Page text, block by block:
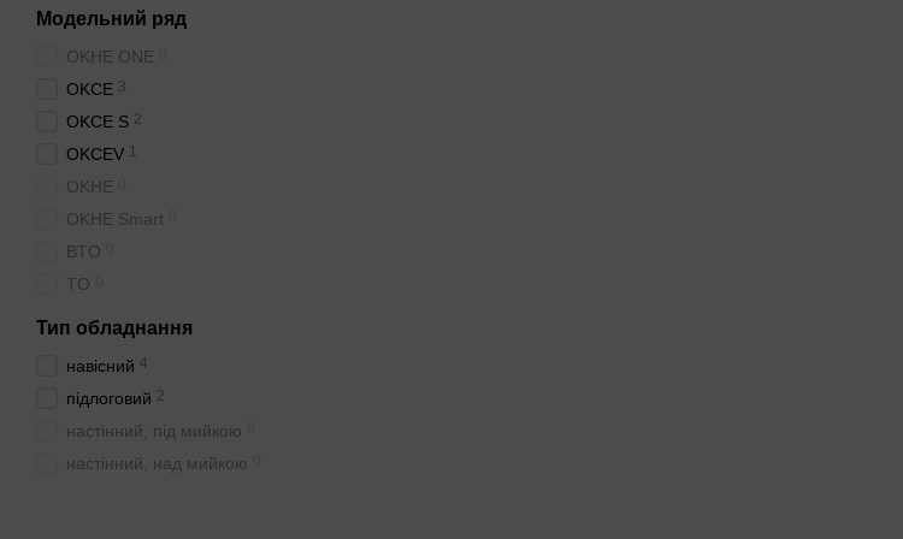
Модельний ряд
OKHE ONE
OKCE 3
OKCE S 2
OKCEV 1
OKHE
OKHE Smart
BTO
TO
Тип обладнання
навісний 4
підлоговий 2
настінний, під мийкою
настінний, над мийкою